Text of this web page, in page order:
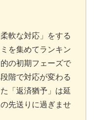
軟な対応」をする
を集めてランキン
の初期フェーズで
階で対応が変わる
「返済猶予」は延
先送りに過ぎませ